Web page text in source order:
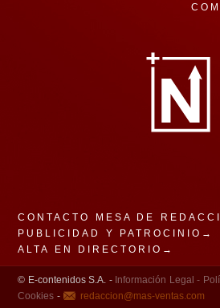
CONTACTO MESA DE
PUBLICIDAD Y PATROCINIO→
ALTA EN DIRECTORIO→
© E-contenidos S.A. - Información Legal -
Cookies - redaccion@mas-ventas.com